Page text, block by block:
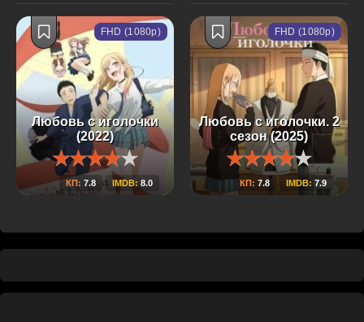
Любовь с иголочки
(2022)
КП: 7.8 IMDB: 8.0
FHD (1080p)
Любовь с иголочки. 2
сезон (2025)
КП: 7.8 IMDB: 7.9
FHD (1080p)